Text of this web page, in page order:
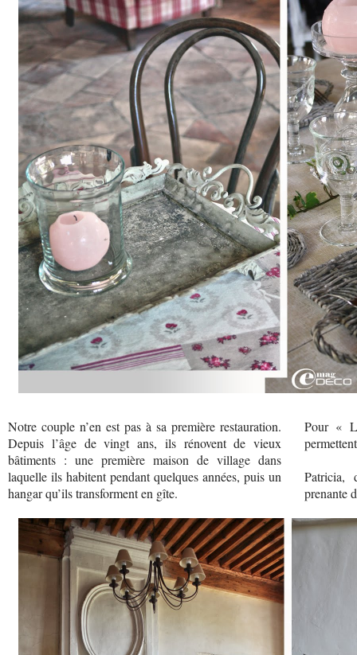
Notre couple n’en est pas à sa première restauration.
Depuis l’âge de vingt ans, ils rénovent de vieux
bâtiments : une première maison de village dans
laquelle ils habitent pendant quelques années, puis un
hangar qu’ils transforment en gîte.
Pour «
Patricia,
prenante